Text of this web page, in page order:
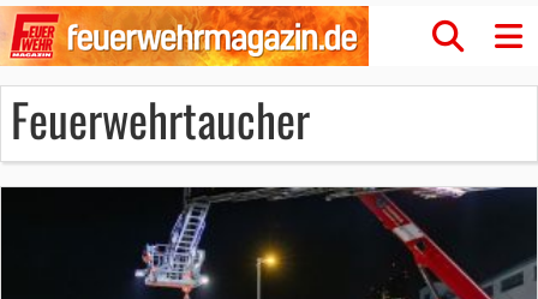
Feuerwehrtaucher